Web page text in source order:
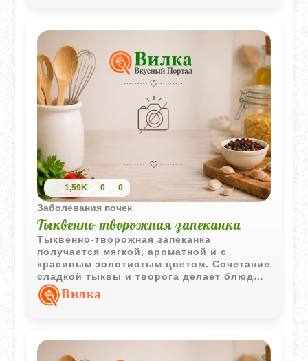
1,59K 0 0
Заболевания почек
Тыквенно-творожная запеканка
Тыквенно-творожная запеканка
получается мягкой, ароматной и с
красивым золотистым цветом. Сочетание
сладкой тыквы и творога делает блюдо
особенно уютным для домашнего
чаепития.
Вилка